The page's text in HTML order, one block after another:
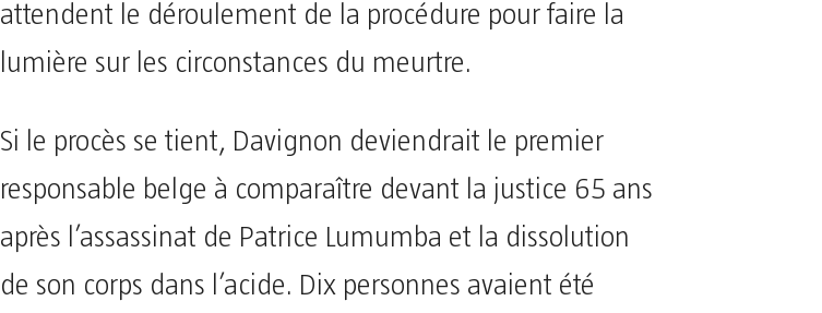
attendent le déroulement de la procédure pour faire la
lumière sur les circonstances du meurtre.
Si le procès se tient, Davignon deviendrait le premier
responsable belge à comparaître devant la justice 65 ans
après l’assassinat de Patrice Lumumba et la dissolution
de son corps dans l’acide. Dix personnes avaient été